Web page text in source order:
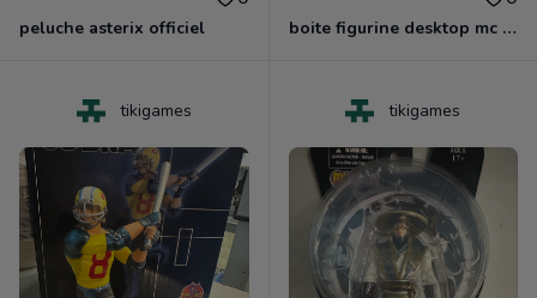
peluche asterix officiel boite figurine desktop mc coy dragonball z sangoku edition z neuf
tikigames tikigames